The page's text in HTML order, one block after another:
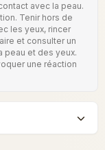
avec la peau.
Tenir hors de
les yeux, rincer
et consulter un
peau et des yeux.
une réaction